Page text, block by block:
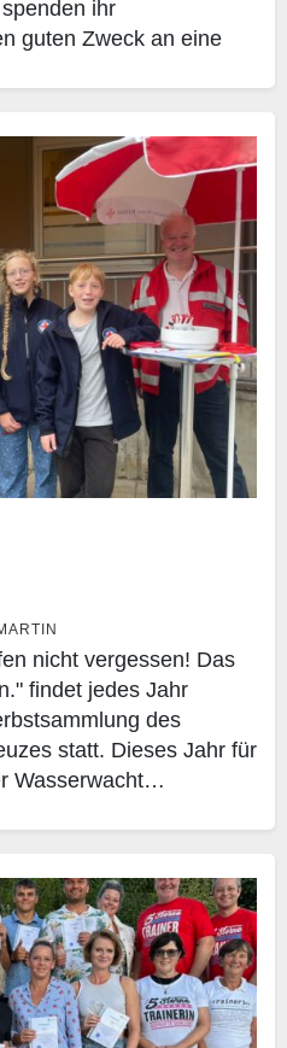
ihr
guten Zweck an eine
nicht vergessen! Das
findet jedes Jahr
des
statt. Dieses Jahr für
Wasserwacht…